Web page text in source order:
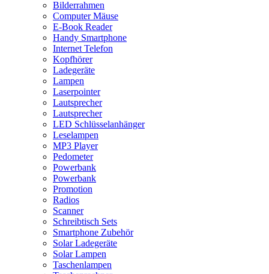
Bilderrahmen
Computer Mäuse
E-Book Reader
Handy Smartphone
Internet Telefon
Kopfhörer
Ladegeräte
Lampen
Laserpointer
Lautsprecher
Lautsprecher
LED Schlüsselanhänger
Leselampen
MP3 Player
Pedometer
Powerbank
Powerbank
Promotion
Radios
Scanner
Schreibtisch Sets
Smartphone Zubehör
Solar Ladegeräte
Solar Lampen
Taschenlampen